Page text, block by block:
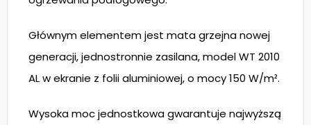
Głównym elementem jest mata grzejna nowej
generacji, jednostronnie zasilana, model WT 2010
AL w ekranie z folii aluminiowej, o mocy 150 W/m².
Wysoka moc jednostkowa gwarantuje najwyższą